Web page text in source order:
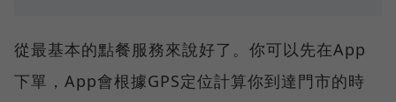
從最基本的點餐服務來說好了。你可以先在App
下單，App會根據GPS定位計算你到達門市的時